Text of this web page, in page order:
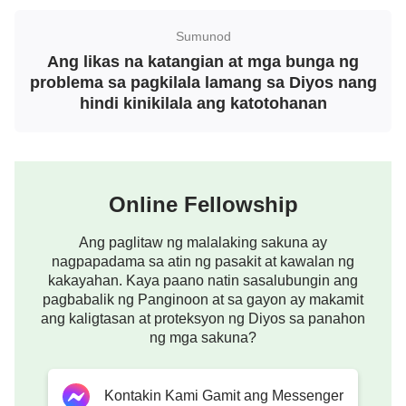
matagumpay na natatapos sa iisang yugto, ang
pakikipagdigma kay Satanas ay hinahati rin sa mga
Satanas sa kanya. Marahil, sa imahinasyon ng tao,
gagamit ng mga sandata laban kay Satanas,
kagaya ng paraan na ang dalawang hukbo ay
maglalaban sa isa’t isa. Ito lamang ang kayang
guni-gunihin ng talino ng tao; ito ay isang sukdulang
pinaniniwalaan ng tao. At dahil sinasabi Ko rito na
Sumunod
Ang likas na katangian at mga bunga ng
problema sa pagkilala lamang sa Diyos nang
hindi kinikilala ang katotohanan
Online Fellowship
Ang paglitaw ng malalaking sakuna ay
nagpapadama sa atin ng pasakit at kawalan ng
kakayahan. Kaya paano natin sasalubungin ang
pagbabalik ng Panginoon at sa gayon ay makamit
ang kaligtasan at proteksyon ng Diyos sa panahon
ng mga sakuna?
Kontakin Kami Gamit ang Messenger